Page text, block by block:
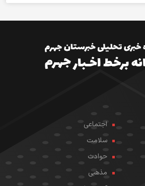
اجتماعی
سلامت
حوادث
مذهبی